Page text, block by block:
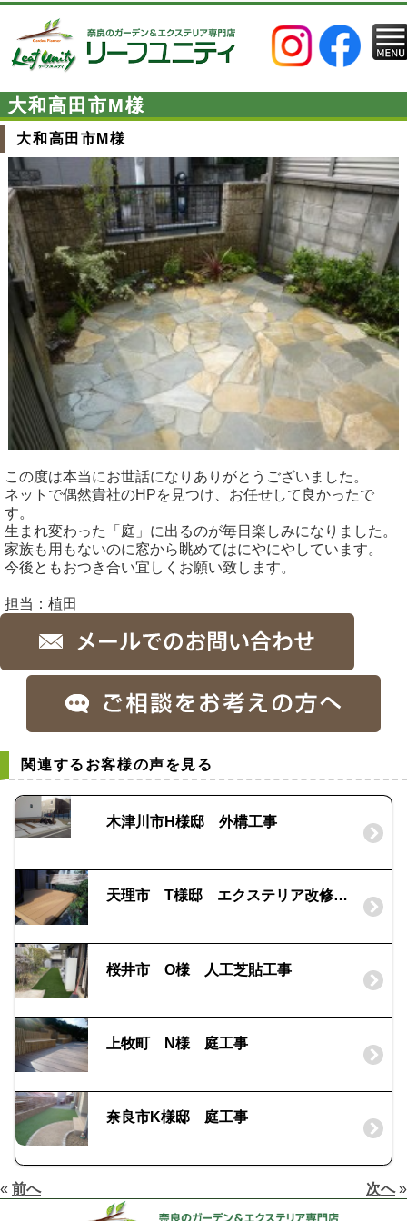
大和高田市M様
大和高田市M様
この度は本当にお世話になりありがとうございました。
ネットで偶然貴社のHPを見つけ、お任せして良かったで
す。
生まれ変わった「庭」に出るのが毎日楽しみになりました。
家族も用もないのに窓から眺めてはにやにやしています。
今後ともおつき合い宜しくお願い致します。
担当：植田
関連するお客様の声を見る
木津川市H様邸 外構工事
天理市 T様邸 エクステリア改修工事
桜井市 O様 人工芝貼工事
上牧町 N様 庭工事
奈良市K様邸 庭工事
« 前へ 次へ»